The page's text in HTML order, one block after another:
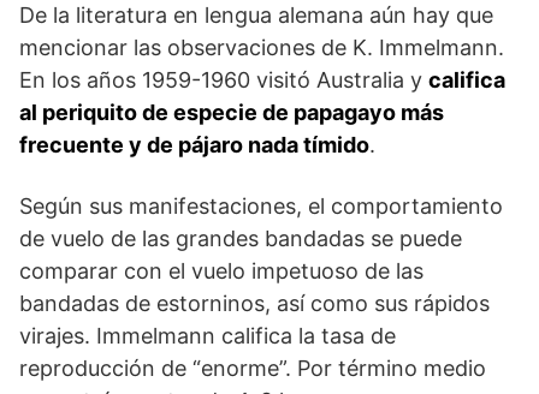
De la literatura en lengua alemana aún hay que
mencionar las observaciones de K. Immelmann.
En los años 1959-1960 visitó Australia y califica
al periquito de especie de papagayo más
frecuente y de pájaro nada tímido.
Según sus manifestaciones, el comportamiento
de vuelo de las grandes bandadas se puede
comparar con el vuelo impetuoso de las
bandadas de estorninos, así como sus rápidos
virajes. Immelmann califica la tasa de
reproducción de “enorme”. Por término medio